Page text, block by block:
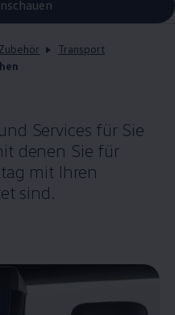
Zubehör
Transport
Services für Sie
denen Sie für
mit Ihren
sind.